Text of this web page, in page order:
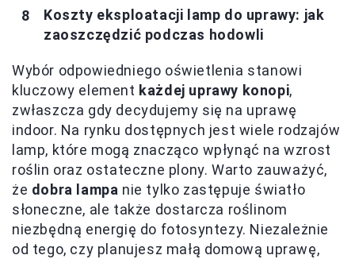
Koszty eksploatacji lamp do uprawy: jak
zaoszczędzić podczas hodowli
Wybór odpowiedniego oświetlenia stanowi
kluczowy element każdej uprawy konopi,
zwłaszcza gdy decydujemy się na uprawę
indoor. Na rynku dostępnych jest wiele rodzajów
lamp, które mogą znacząco wpłynąć na wzrost
roślin oraz ostateczne plony. Warto zauważyć,
że dobra lampa nie tylko zastępuje światło
słoneczne, ale także dostarcza roślinom
niezbędną energię do fotosyntezy. Niezależnie
od tego, czy planujesz małą domową uprawę,